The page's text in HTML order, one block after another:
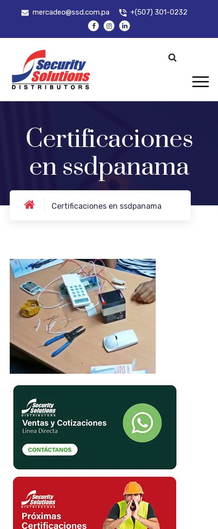
mercadeo@ssd.com.pa +(507) 301-0232
Certificaciones
en ssdpanama
Certificaciones en ssdpanama